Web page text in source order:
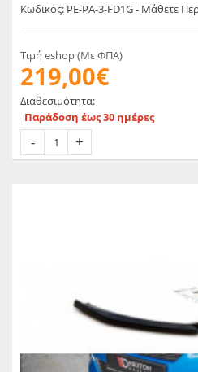
Κωδικός: PE-PA-3-FD1G - Μάθετε
Τιμή eshop (Με ΦΠΑ)
219,00€
Διαθεσιμότητα:
Παράδοση έως 30 ημέρες